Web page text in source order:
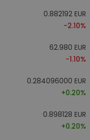
0.882192 EUR
-2.10%
62.980 EUR
-1.10%
0.284096000 EUR
+0.20%
0.898128 EUR
+0.20%